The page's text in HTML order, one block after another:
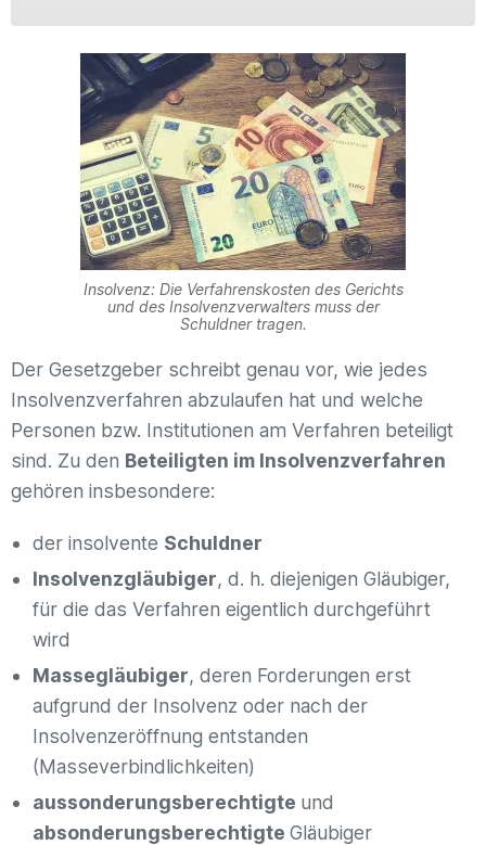
Insolvenz: Die Verfahrenskosten des Gerichts
und des Insolvenzverwalters muss der
Schuldner tragen.
Der Gesetzgeber schreibt genau vor, wie jedes
Insolvenzverfahren abzulaufen hat und welche
Personen bzw. Institutionen am Verfahren beteiligt
sind. Zu den Beteiligten im Insolvenzverfahren
gehören insbesondere:
der insolvente Schuldner
Insolvenzgläubiger, d. h. diejenigen Gläubiger,
für die das Verfahren eigentlich durchgeführt
wird
Massegläubiger, deren Forderungen erst
aufgrund der Insolvenz oder nach der
Insolvenzeröffnung entstanden
(Masseverbindlichkeiten)
aussonderungsberechtigte und
absonderungsberechtigte Gläubiger